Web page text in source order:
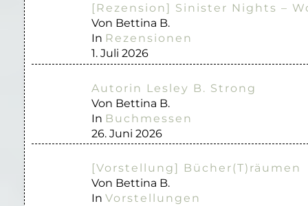
[Rezension] Sinister Nights –
Von Bettina B.
In Rezensionen
1. Juli 2026
Autorin Lesley B. Strong
Von Bettina B.
In Buchmessen
26. Juni 2026
[Vorstellung] Bücher(T)räumen
Von Bettina B.
In Vorstellungen